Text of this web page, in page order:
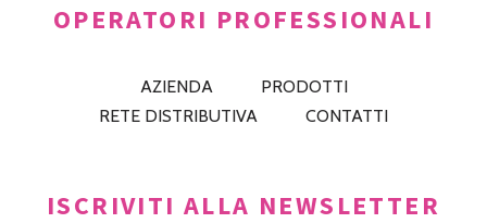
OPERATORI PROFESSIONALI
AZIENDA
PRODOTTI
RETE DISTRIBUTIVA
CONTATTI
ISCRIVITI ALLA NEWSLETTER